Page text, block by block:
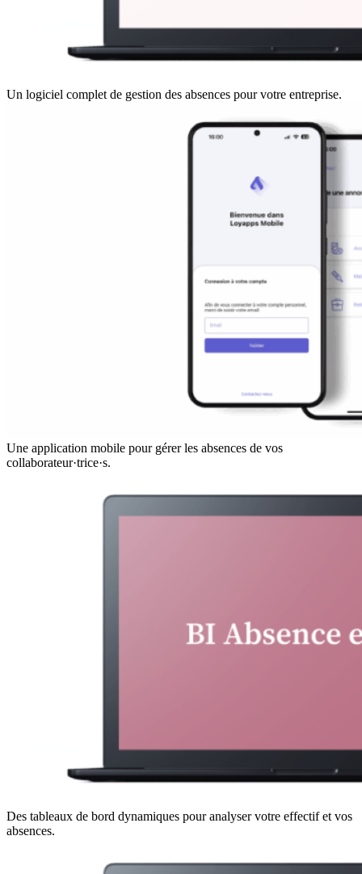
Un logiciel complet de gestion des absences pour votre entreprise.
Une application mobile pour gérer les absences de vos
collaborateur·trice·s.
Des tableaux de bord dynamiques pour analyser votre effectif et vos
absences.